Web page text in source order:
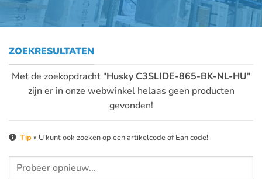
ZOEKRESULTATEN
Met de zoekopdracht "Husky C3SLIDE-865-BK-NL-HU"
zijn er in onze webwinkel helaas geen producten
gevonden!
Tip» U kunt ook zoeken op een artikelcode of Ean code!